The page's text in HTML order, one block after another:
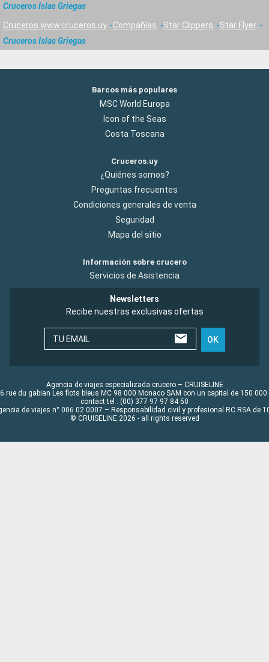
Cruceros Islas Griegas
Cruceros www.cruceros.uy Compañías Star Clippers
Star Flyer
Cruceros Islas Griegas
Barcos más populares
MSC World Europa
Icon of the Seas
Costa Toscana
Cruceros.uy
¿Quiénes somos?
Preguntas frecuentes
Condiciones generales de venta
Seguridad
Mapa del sitio
Información sobre crucero
Servicios de Asistencia
Newsletters
Recibe nuestras exclusivas ofertas
TU EMAIL OK
Agencia de viajes especializada crucero – CRUISELINE
rue du gabian Les flots bleus MC 98 000 Monaco SAM con un capital de 150 000
contact tel : (00) 377 97 97 84 50
de viajes n° 006 02 0007 – Responsabilidad civil y profesional RC RSA de
© CRUISELINE 2026 - all rights reserved